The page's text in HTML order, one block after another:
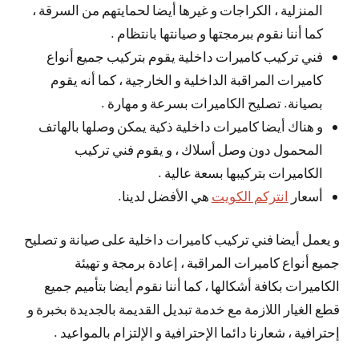
المنزلية ، الكراجات و غيرها أيضا لحمايتهم من السرقة ،
كما أننا نقوم ببرمجتها و صيانتها بانتظام .
فني تركيب كاميرات داخلية يقوم بتركيب جميع أنواع
كاميرات المراقبة الداخلية و الخارجية ، كما أنه يقوم
بصيانة. تصليح الكاميرات بسرعة و مهارة .
و هناك أيضا كاميرات داخلية ذكية يمكن وصلها بالهاتف
المحمول دون وصل أسلاك ، و يقوم فني تركيب
الكاميرات بتركيبها بسعة عالية .
أسعار انتركم الكويت هي الأفضل لدينا.
و يعمل أيضا فني تركيب كاميرات داخلية على صيانة و تصليح
جميع أنواع كاميرات المراقبة ، إعادة برمجة و تهيئة
الكاميرات بكافة أشكالها ، كما أننا نقوم أيضا بتأميم جميع
قطع الغيار اللازمة مع خدمة تبديل القديمة بالجديدة بخبرة و
إحترافية ، شعارنا دائما الإحترافية و الإلتزام بالمواعيد .